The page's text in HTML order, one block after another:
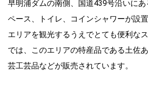
早明浦ダムの南側、国道439号沿いに
ペース、トイレ、コインシャワーが設
エリアを観光するうえでとても便利な
では、このエリアの特産品である土佐
芸工芸品などが販売されています。